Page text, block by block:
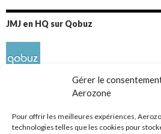
Gérer le
Aerozone
Pour offrir les meilleures expériences,
technologies telles que les cookies pour
JMJ en HQ sur Qobuz